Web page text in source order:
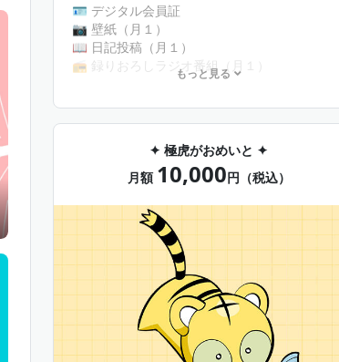
🪪 デジタル会員証
📷 壁紙（月１）
📖 日記投稿（月１）
📻 録りおろしラジオ番組（月１）
💌 直筆チェキ風デジタルメッセージカード（月
🐾 未公開コンテンツ（不定期）
もっと見る
✦ 極虎がおめいと ✦
月額 10,000円（税込）